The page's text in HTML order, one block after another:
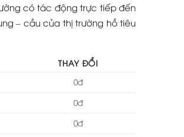
có tác động trực tiếp đến
– cầu của thị trường hồ tiêu
THAY ĐỔI
0đ
0đ
0đ